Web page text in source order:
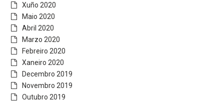
Xuño 2020
Maio 2020
Abril 2020
Marzo 2020
Febreiro 2020
Xaneiro 2020
Decembro 2019
Novembro 2019
Outubro 2019